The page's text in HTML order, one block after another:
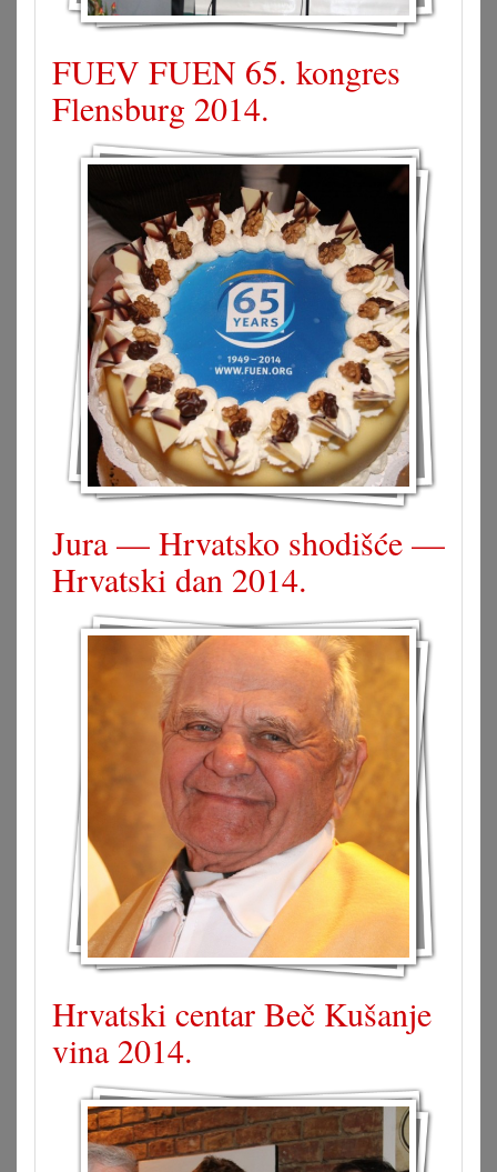
FUEV FUEN 65. kongres
Flensburg 2014.
Jura — Hrvatsko shodišće —
Hrvatski dan 2014.
Hrvatski centar Beč Kušanje
vina 2014.